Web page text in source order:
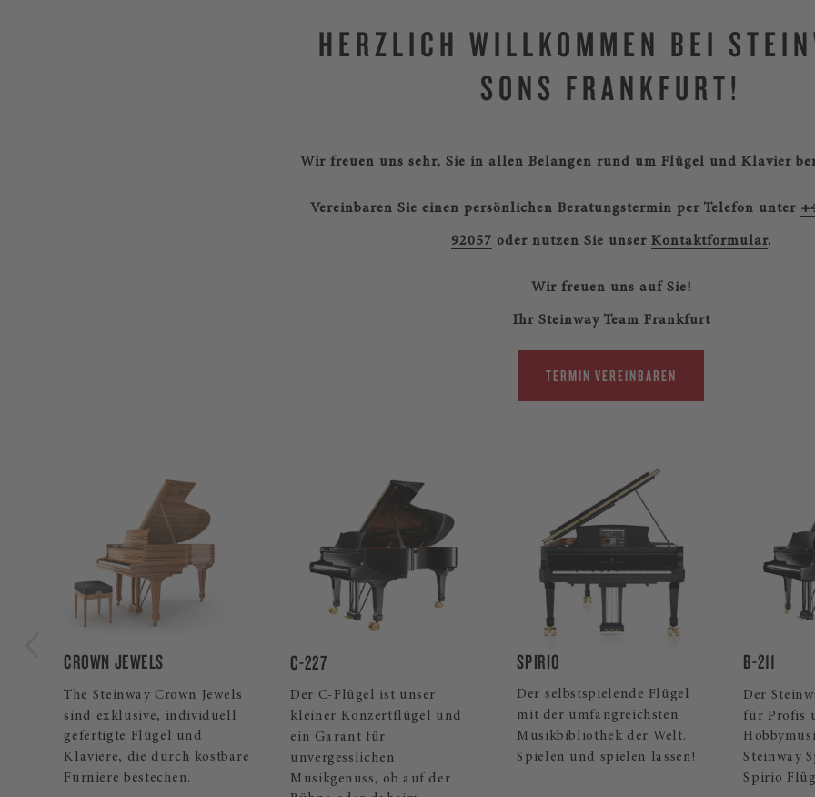
HERZLICH WILLKOMMEN BEI
SONS FRANKFURT!
Wir freuen uns sehr, Sie in allen Belangen rund um Flügel und Klavier
Vereinbaren Sie einen persönlichen Beratungstermin per Telefon unter
92057 oder nutzen Sie unser Kontaktformular.
Wir freuen uns auf Sie!
Ihr Steinway Team Frankfurt
TERMIN VEREINBAREN
C-227
Der C-Flügel ist unser
kleiner Konzertflügel und
ein Garant für
unvergesslichen
Musikgenuss, ob auf der
SPIRIO
Der selbstspielende Flügel
mit der umfangreichsten
Musikbibliothek der Welt.
Spielen und spielen lassen!
B-211
Der Steinway Flügelklassiker
für Profis und ambitionierte
Hobbymusiker. Auch als
Steinway Spirio | r und
LIMITED
Streng
Flügel